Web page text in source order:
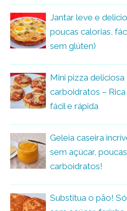
Jantar leve e
poucas calorias,
sem glúten)
Mini pizza
carboidratos –
fácil e rápida
Geleia caseira
sem açúcar,
carboidratos!
Substitua o pão!